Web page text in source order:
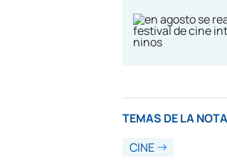
TEMAS DE LA NOTA
CINE